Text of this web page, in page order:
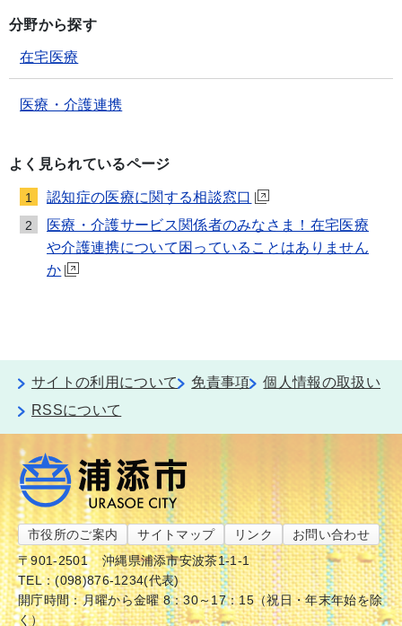
分野から探す
在宅医療
医療・介護連携
よく見られているページ
1 認知症の医療に関する相談窓口
2
医療・介護サービス関係者のみなさま！在宅医療
や介護連携について困っていることはありません
か
サイトの利用について 免責事項
個人情報の取扱い
RSSについて
市役所のご案内 サイトマップ リンク
お問い合わせ
〒901-2501
沖縄県浦添市安波茶1-1-1
TEL：(098)876-1234(代表)
開庁時間：月曜から金曜 8：30～17：15（祝日・年末年始を除
く）